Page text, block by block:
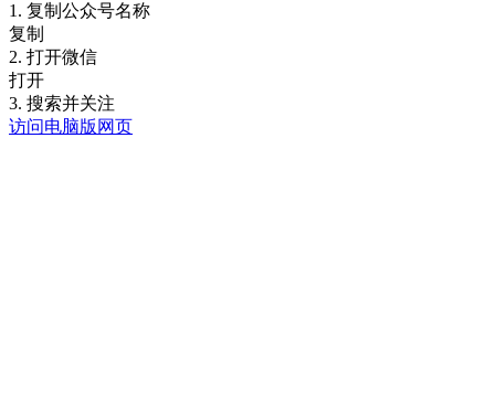
1. 复制公众号名称
复制
2. 打开微信
打开
3. 搜索并关注
访问电脑版网页